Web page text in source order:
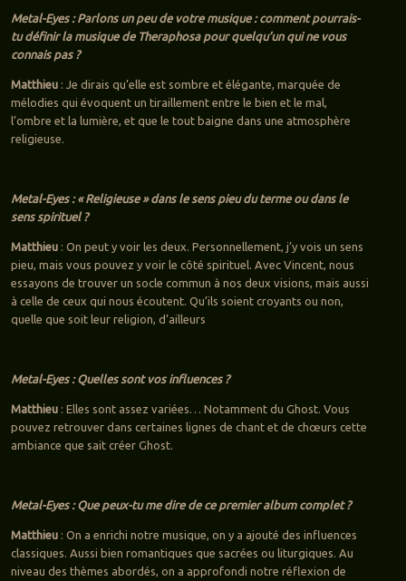
Metal-Eyes : Parlons un peu de votre musique : comment pourrais-
tu définir la musique de Theraphosa pour quelqu’un qui ne vous
connais pas ?
Matthieu: Je dirais qu’elle est sombre et élégante, marquée de
mélodies qui évoquent un tiraillement entre le bien et le mal,
l’ombre et la lumière, et que le tout baigne dans une atmosphère
religieuse.
Metal-Eyes : « Religieuse » dans le sens pieu du terme ou dans le
sens spirituel ?
Matthieu: On peut y voir les deux. Personnellement, j’y vois un sens
pieu, mais vous pouvez y voir le côté spirituel. Avec Vincent, nous
essayons de trouver un socle commun à nos deux visions, mais aussi
à celle de ceux qui nous écoutent. Qu’ils soient croyants ou non,
quelle que soit leur religion, d’ailleurs
Metal-Eyes : Quelles sont vos influences ?
Matthieu: Elles sont assez variées… Notamment du Ghost. Vous
pouvez retrouver dans certaines lignes de chant et de chœurs cette
ambiance que sait créer Ghost.
Metal-Eyes : Que peux-tu me dire de ce premier album complet ?
Matthieu: On a enrichi notre musique, on y a ajouté des influences
classiques. Aussi bien romantiques que sacrées ou liturgiques. Au
niveau des thèmes abordés, on a approfondi notre réflexion de